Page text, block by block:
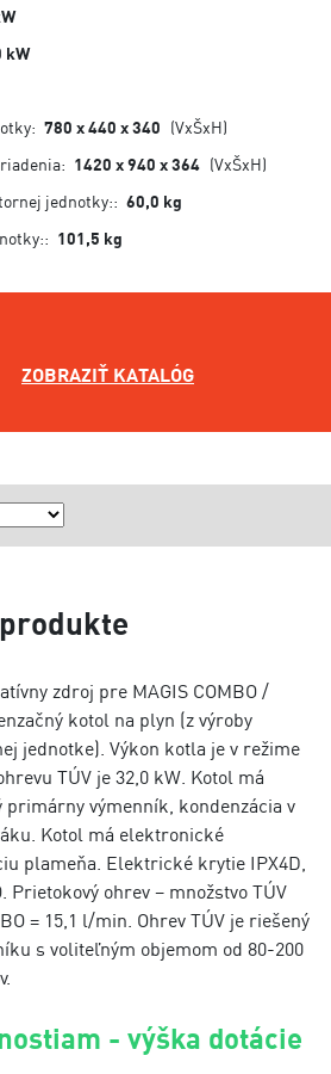
kW
780 x 440 x 340 (VxŠxH)
1420 x 940 x 364 (VxŠxH)
jednotky:: 60,0 kg
101,5 kg
ZOBRAZIŤ KATALÓG
zdroj pre MAGIS COMBO /
kotol na plyn (z výroby
jednotke). Výkon kotla je v režime
TÚV je 32,0 kW. Kotol má
primárny výmenník, kondenzácia v
Kotol má elektronické
plameňa. Elektrické krytie IPX4D,
Prietokový ohrev – množstvo TÚV
= 15,1 l/min. Ohrev TÚV je riešený
s voliteľným objemom od 80-200
- výška dotácie